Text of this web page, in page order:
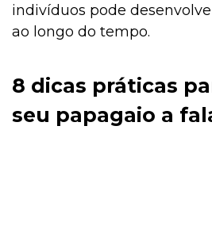
indivíduos pode
ao longo do tempo.
8 dicas práticas
seu papagaio a